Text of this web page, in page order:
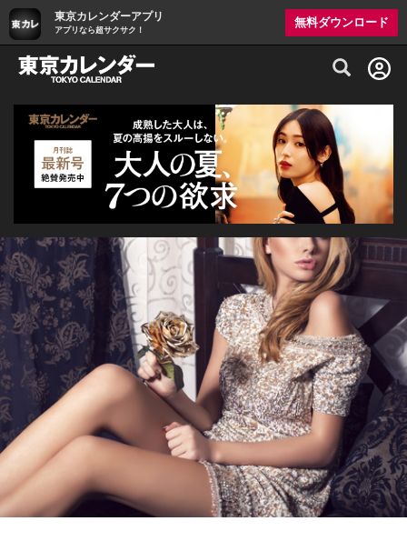
東京カレンダーアプリ
アプリなら超サクサク！
無料ダウンロード
グルメ情報・プレミアムレストラン予約